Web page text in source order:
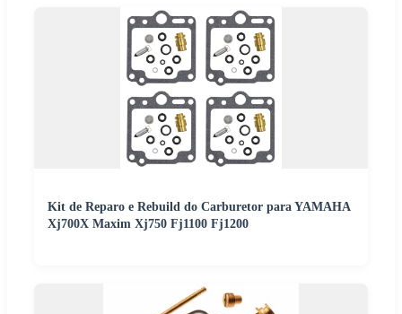
Kit de Reparo e Rebuild do Carburetor para YAMAHA
Xj700X Maxim Xj750 Fj1100 Fj1200